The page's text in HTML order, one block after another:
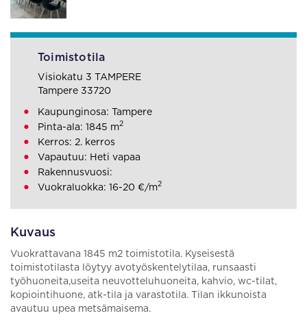
Kuvaus
Vuokrattavana 1845 m2 toimistotila. Kyseisestä
toimistotilasta löytyy avotyöskentelytilaa, runsaasti
työhuoneita,useita neuvotteluhuoneita, kahvio, wc-tilat,
kopiointihuone, atk-tila ja varastotila. Tilan ikkunoista
avautuu upea metsämaisema.
Toimistotila
Visiokatu 3 TAMPERE
Tampere 33720
Kaupunginosa: Tampere
Pinta-ala: 1845 m2
Kerros: 2. kerros
Vapautuu: Heti vapaa
Rakennusvuosi:
Vuokraluokka: 16-20 €/m2